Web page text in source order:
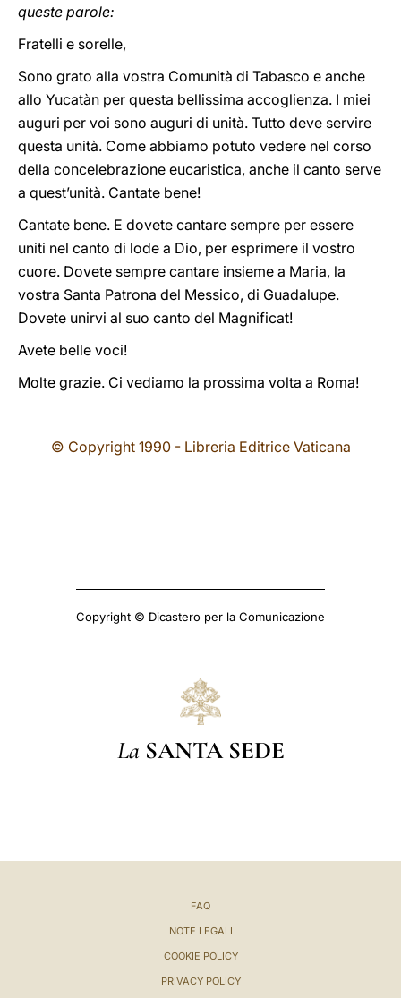
queste parole:
Fratelli e sorelle,
Sono grato alla vostra Comunità di Tabasco e anche
allo Yucatàn per questa bellissima accoglienza. I miei
auguri per voi sono auguri di unità. Tutto deve servire
questa unità. Come abbiamo potuto vedere nel corso
della concelebrazione eucaristica, anche il canto serve
a quest’unità. Cantate bene!
Cantate bene. E dovete cantare sempre per essere
uniti nel canto di lode a Dio, per esprimere il vostro
cuore. Dovete sempre cantare insieme a Maria, la
vostra Santa Patrona del Messico, di Guadalupe.
Dovete unirvi al suo canto del Magnificat!
Avete belle voci!
Molte grazie. Ci vediamo la prossima volta a Roma!
© Copyright 1990 - Libreria Editrice Vaticana
Copyright © Dicastero per la Comunicazione
La SANTA SEDE
FAQ
NOTE LEGALI
COOKIE POLICY
PRIVACY POLICY